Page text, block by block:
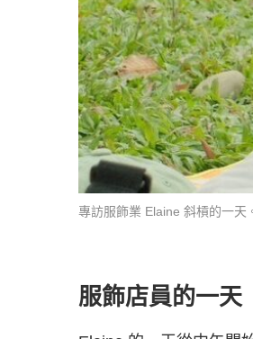
專訪服飾業 Elaine 斜槓的一天
服飾店員的一天